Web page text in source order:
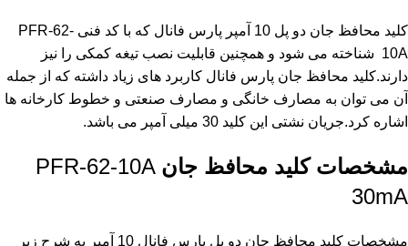
کلید محافظ جان دو پل 10 آمپر پارس فانال که با کد فنی PFR-62-
10A شناخته می شود و همچنین قابلیت نصب تیغه کمکی را نیز
دارند.کلید محافظ جان پارس فانال کاربرد های زیاد داشته که از جمله
آن می توان به مصارف خانگی و مصارف صنعتی و خطوط کارخانه ها
اشاره کرد.جریان نشتی این کلید 30 میلی آمپر می باشد.
مشخصاتکلید محافظ جان PFR-62-10A
30mA
مشخصات کلید محافظ جان دو پل پارس فانال 10 آمپر به شرح زیر